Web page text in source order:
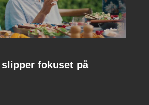
slipper fokuset på